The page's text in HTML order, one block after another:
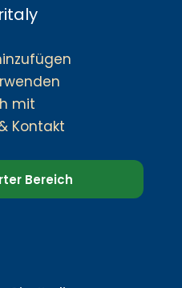
mit
Kontakt
Bereich